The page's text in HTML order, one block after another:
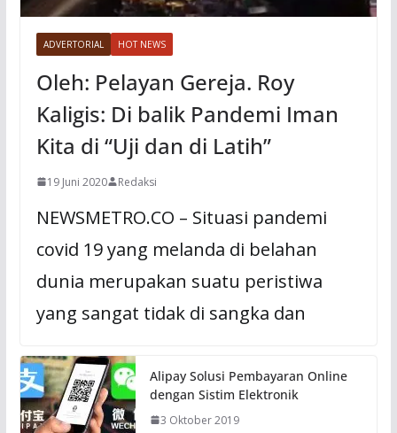
ADVERTORIAL HOT NEWS
Oleh: Pelayan Gereja. Roy
Kaligis: Di balik Pandemi Iman
Kita di “Uji dan di Latih”
19 Juni 2020 Redaksi
NEWSMETRO.CO – Situasi pandemi
covid 19 yang melanda di belahan
dunia merupakan suatu peristiwa
yang sangat tidak di sangka dan
Alipay Solusi Pembayaran Online
dengan Sistim Elektronik
3 Oktober 2019